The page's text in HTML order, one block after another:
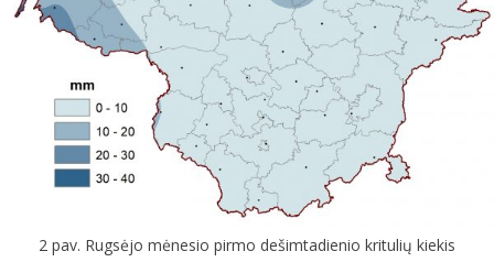
2 pav. Rugsėjo mėnesio pirmo dešimtadienio kritulių kiekis